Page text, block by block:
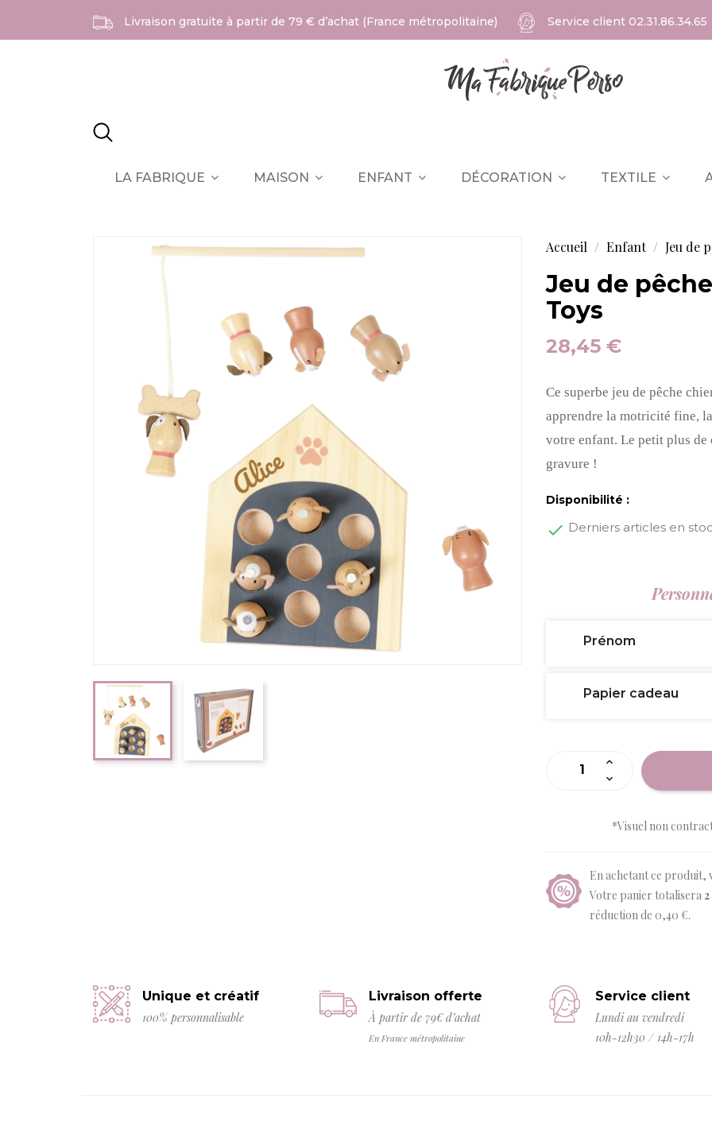
Livraison gratuite à partir de 79 € d’achat (France métropolitaine) Service client 02.31.86.34.65
LA FABRIQUE MAISON ENFANT DÉCORATION TEXTILE
Accueil Enfant Jeu de
Jeu de
Toys
28,45 €
Ce superbe jeu de pêche
apprendre la motricité fine,
votre enfant. Le petit plus de
gravure !
Disponibilité :
Derniers articles en
Prénom
Papier cadeau
*Visuel non
En achetant ce produit,
Votre panier totalisera2
réduction de 0,40 €.
Unique et créatif
100% personnalisable
Livraison offerte
À partir de 79€ d’achat
En France métropolitaine
Service client
Lundi au vendredi
10h-12h30 / 14h-17h